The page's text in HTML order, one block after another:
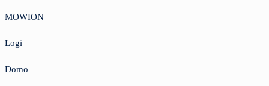
MOWION
Logi
Domo